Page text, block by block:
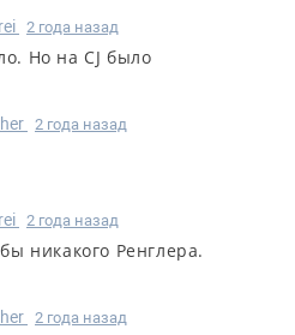
2 года назад
Но на CJ было
2 года назад
2 года назад
никакого Ренглера.
2 года назад